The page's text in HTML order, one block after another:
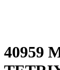
40959